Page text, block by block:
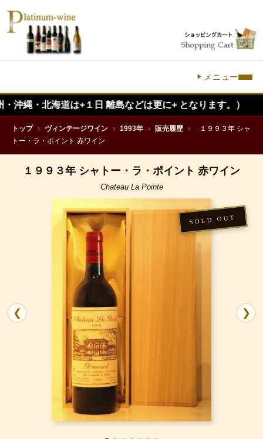
メニュー
道は+１日 離島などは更に+ となります。）
トップ › ヴィンテージワイン › 1993年 › 販売履歴 ›
１９９３年 シャ
トー・ラ・ポイント 赤ワイン
１９９３年 シャトー・ラ・ポイント 赤ワイン
Chateau La Pointe
❮ ❯